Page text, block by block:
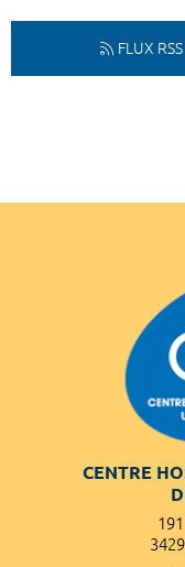
FLUX RSS
CENTRE